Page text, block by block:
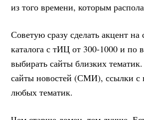
из того времени, которым
Советую сразу сделать акцент на
каталога с тИЦ от 300-1000 и по
выбирать сайты близких
сайты новостей (СМИ), ссылки с
любых тематик.